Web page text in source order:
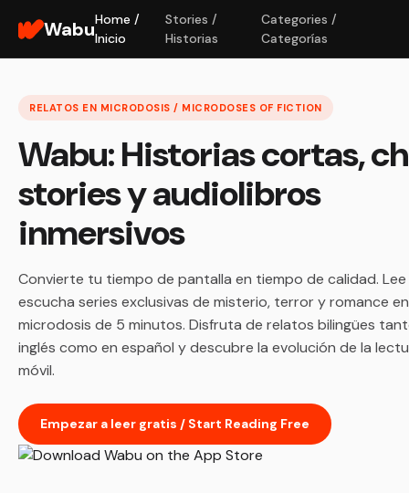
WabuHome /
Inicio
Stories /
Historias
Categories /
Categorías
RELATOS EN MICRODOSIS / MICRODOSES OF FICTION
Wabu: Historias cortas,
stories y audiolibros
inmersivos
Convierte tu tiempo de pantalla en tiempo de calidad.
escucha series exclusivas de misterio, terror y romance en
microdosis de 5 minutos. Disfruta de relatos bilingües
inglés como en español y descubre la evolución de la
móvil.
Empezar a leer gratis / Start Reading Free